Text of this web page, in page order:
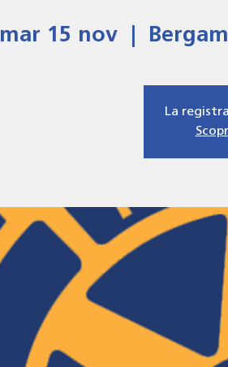
mar 15 nov
  |
La